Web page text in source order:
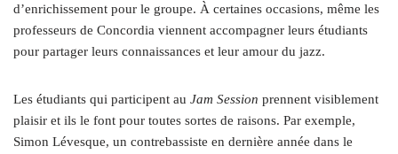
d’enrichissement pour le groupe. À certaines occasions, même les
professeurs de Concordia viennent accompagner leurs étudiants
pour partager leurs connaissances et leur amour du jazz.
Les étudiants qui participent au Jam Session prennent visiblement
plaisir et ils le font pour toutes sortes de raisons. Par exemple,
Simon Lévesque, un contrebassiste en dernière année dans le